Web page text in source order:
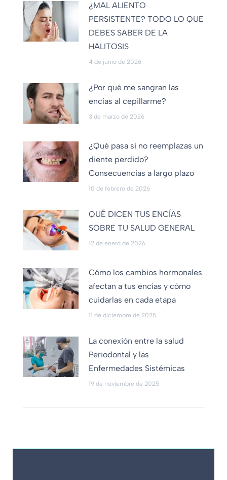
¿MAL ALIENTO
PERSISTENTE? TODO LO QUE
DEBES SABER DE LA
HALITOSIS
4 de junio de 2026
¿Por qué me sangran las
encías al cepillarme?
3 de marzo de 2026
¿Qué pasa si no reemplazas un
diente perdido?
Consecuencias a largo plazo
10 de febrero de 2026
QUÉ DICEN TUS ENCÍAS
SOBRE TU SALUD GENERAL
12 de enero de 2026
Cómo los cambios hormonales
afectan a tus encías y cómo
cuidarlas en cada etapa
11 de diciembre de 2025
La conexión entre la salud
Periodontal y las
Enfermedades Sistémicas
19 de noviembre de 2025